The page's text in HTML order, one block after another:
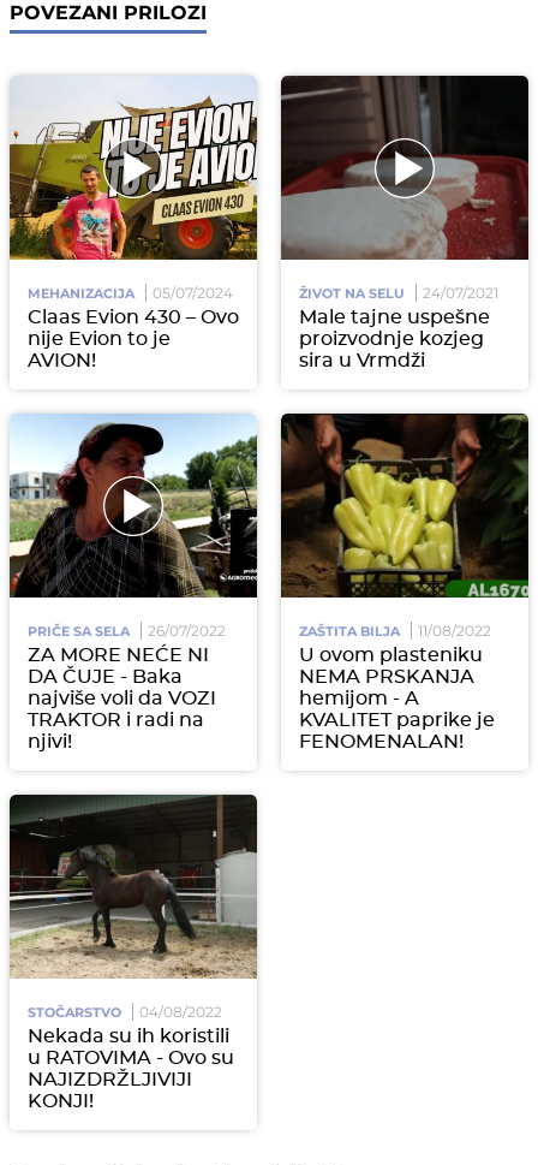
POVEZANI PRILOZI
MEHANIZACIJA 05/07/2024
Claas Evion 430 – Ovo
nije Evion to je
AVION!
ŽIVOT NA SELU 24/07/2021
Male tajne uspešne
proizvodnje kozjeg
sira u Vrmdži
PRIČE SA SELA 26/07/2022
ZA MORE NEĆE NI
DA ČUJE - Baka
najviše voli da VOZI
TRAKTOR i radi na
njivi!
ZAŠTITA BILJA 11/08/2022
U ovom plasteniku
NEMA PRSKANJA
hemijom - A
KVALITET paprike je
FENOMENALAN!
STOČARSTVO 04/08/2022
Nekada su ih koristili
u RATOVIMA - Ovo su
NAJIZDRŽLJIVIJI
KONJI!